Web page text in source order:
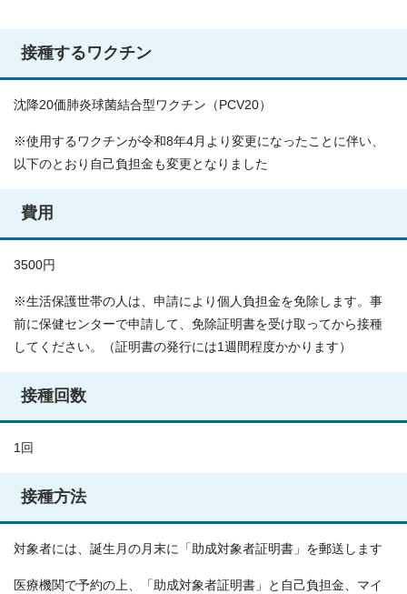
接種するワクチン
沈降20価肺炎球菌結合型ワクチン（PCV20）
※使用するワクチンが令和8年4月より変更になったことに伴い、
以下のとおり自己負担金も変更となりました
費用
3500円
※生活保護世帯の人は、申請により個人負担金を免除します。事
前に保健センターで申請して、免除証明書を受け取ってから接種
してください。（証明書の発行には1週間程度かかります）
接種回数
1回
接種方法
対象者には、誕生月の月末に「助成対象者証明書」を郵送します
医療機関で予約の上、「助成対象者証明書」と自己負担金、マイ